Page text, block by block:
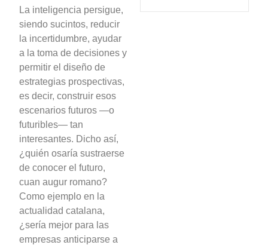
La inteligencia persigue,
siendo sucintos, reducir
la incertidumbre, ayudar
a la toma de decisiones y
permitir el diseño de
estrategias prospectivas,
es decir, construir esos
escenarios futuros —o
futuribles— tan
interesantes. Dicho así,
¿quién osaría sustraerse
de conocer el futuro,
cuan augur romano?
Como ejemplo en la
actualidad catalana,
¿sería mejor para las
empresas anticiparse a